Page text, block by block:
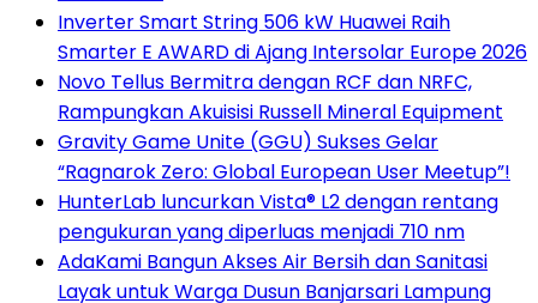
Inverter Smart String 506 kW Huawei Raih
Smarter E AWARD di Ajang Intersolar Europe 2026
Novo Tellus Bermitra dengan RCF dan NRFC,
Rampungkan Akuisisi Russell Mineral Equipment
Gravity Game Unite (GGU) Sukses Gelar
“Ragnarok Zero: Global European User Meetup”!
HunterLab luncurkan Vista® L2 dengan rentang
pengukuran yang diperluas menjadi 710 nm
AdaKami Bangun Akses Air Bersih dan Sanitasi
Layak untuk Warga Dusun Banjarsari Lampung